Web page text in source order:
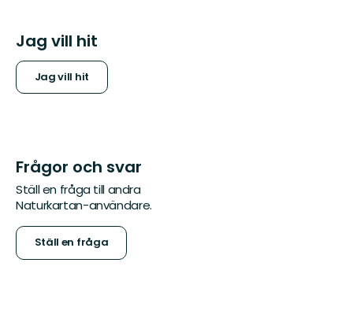
Jag vill hit
Jag vill hit
Frågor och svar
Ställ en fråga till andra
Naturkartan-användare.
Ställ en fråga